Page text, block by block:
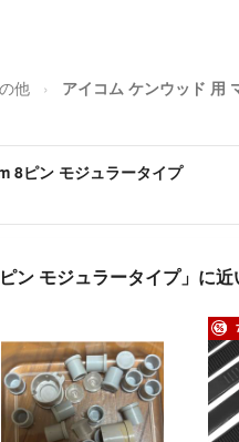
他 アイコム ケンウッド 用
8ピン モジュラータイプ
ン モジュラータイプ」に